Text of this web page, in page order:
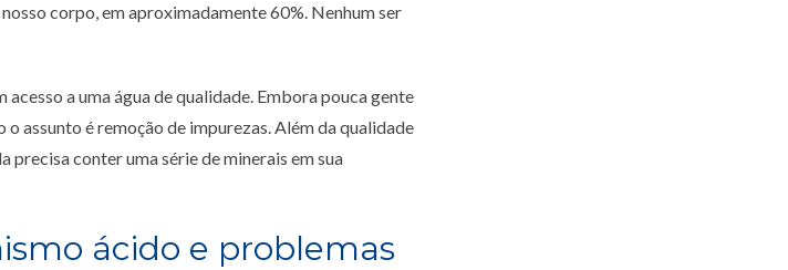
corpo, em aproximadamente 60%. Nenhum ser
a uma água de qualidade. Embora pouca gente
assunto é remoção de impurezas. Além da qualidade
precisa conter uma série de minerais em sua
ácido e problemas